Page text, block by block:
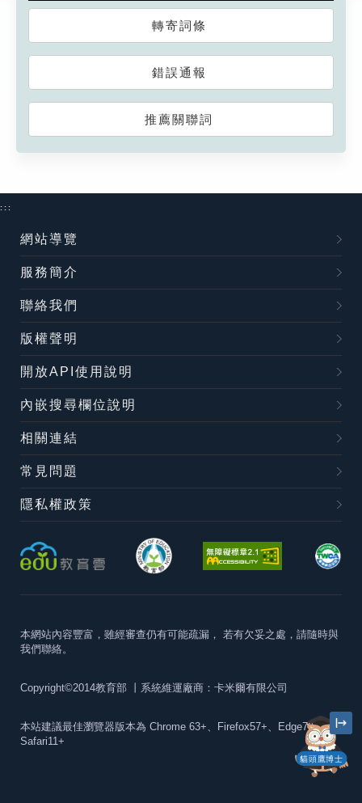
轉寄詞條
錯誤通報
推薦關聯詞
貓頭鷹博士
:::
網站導覽
服務簡介
聯絡我們
版權聲明
開放API使用說明
內嵌搜尋欄位說明
相關連結
常見問題
隱私權政策
本網站內容豐富，雖經審查仍有可能疏漏， 若有欠妥之處，請隨時與
我們聯絡。
Copyright©2014教育部 丨系統維運廠商：卡米爾有限公司
本站建議最佳瀏覽器版本為 Chrome 63+、Firefox57+、Edge79+及
Safari11+